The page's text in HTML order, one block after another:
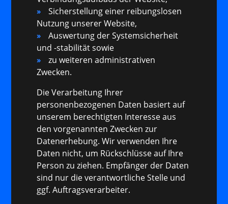
Sicherstellung einer reibungslosen
Nutzung unserer Website,
Auswertung der Systemsicherheit
und -stabilität sowie
zu weiteren administrativen
Zwecken.
Die Verarbeitung Ihrer
personenbezogenen Daten basiert auf
unserem berechtigten Interesse aus
den vorgenannten Zwecken zur
Datenerhebung. Wir verwenden Ihre
Daten nicht, um Rückschlüsse auf Ihre
Person zu ziehen. Empfänger der Daten
sind nur die verantwortliche Stelle und
ggf. Auftragsverarbeiter.